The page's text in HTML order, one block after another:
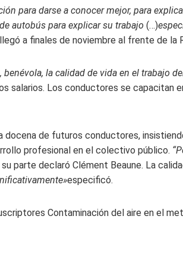
para darse a conocer mejor, para
autobús para explicar su trabajo (…)
a finales de noviembre al frente de la
la calidad de vida en el trabajo
salarios. Los conductores se capacitan
docena de futuros conductores,
profesional en el colectivo público.
su parte declaró Clément Beaune. La
especificó.
Contaminación del aire en el